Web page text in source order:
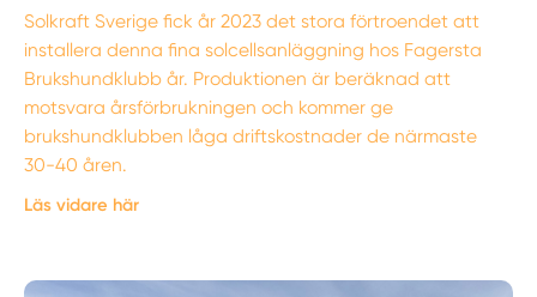
Solkraft Sverige fick år 2023 det stora förtroendet att
installera denna fina solcellsanläggning hos Fagersta
Brukshundklubb år. Produktionen är beräknad att
motsvara årsförbrukningen och kommer ge
brukshundklubben låga driftskostnader de närmaste
30-40 åren.
Läs vidare här